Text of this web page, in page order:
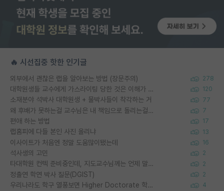
🔥 시선집중 핫한 인기글
외부에서 괜찮은 랩을 알아보는 방법 (장문주의) 278
대학원생들 교수에게 가스라이팅 당한 것은 이해가 갑니다. 안타깝네요. 120
소재분야 석박사 대학원생 + 물박사들이 착각하는 거 77
왜 후배가 못하는걸 교수님은 내 책임으로 돌리는걸까요? 7
편애 하는 방법 17
랩홈피에 다들 본인 사진 올리냐 13
이사이트가 처음엔 정말 도움많이됐는데 16
석사생의 고민 2
타대학원 컨텍 준비중인데, 지도교수님께는 언제 말씀드려야 할까요? 2
정출연 학연 박사 질문(DGIST) 2
우리나라도 학구 열풍보면 Higher Doctorate 학위가 필요하다고 봅니다. 4